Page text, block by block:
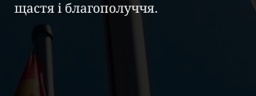
щастя і благополуччя.